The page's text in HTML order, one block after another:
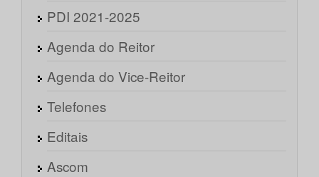
PDI 2021-2025
Agenda do Reitor
Agenda do Vice-Reitor
Telefones
Editais
Ascom